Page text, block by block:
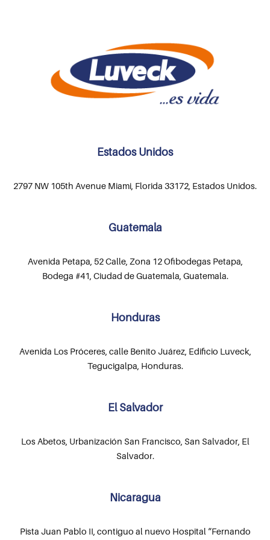
Estados Unidos
2797 NW 105th Avenue Miami, Florida 33172, Estados Unidos.
Guatemala
Avenida Petapa, 52 Calle, Zona 12 Ofibodegas Petapa,
Bodega #41, Ciudad de Guatemala, Guatemala.
Honduras
Avenida Los Próceres, calle Benito Juárez, Edificio Luveck,
Tegucigalpa, Honduras.
El Salvador
Los Abetos, Urbanización San Francisco, San Salvador, El
Salvador.
Nicaragua
Pista Juan Pablo II, contiguo al nuevo Hospital “Fernando